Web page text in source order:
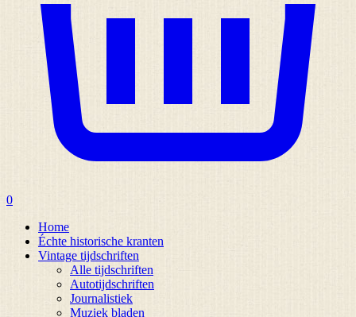
0
Home
Échte historische kranten
Vintage tijdschriften
Alle tijdschriften
Autotijdschriften
Journalistiek
Muziek bladen